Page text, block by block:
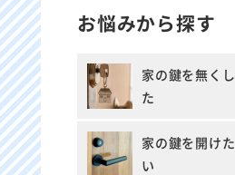
お悩みから探す
家の鍵を無くし
た
家の鍵を開けた
い